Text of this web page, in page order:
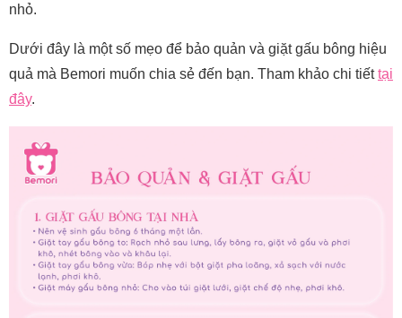
nhỏ.
Dưới đây là một số mẹo để bảo quản và giặt gấu bông hiệu
quả mà Bemori muốn chia sẻ đến bạn. Tham khảo chi tiếttại
đây.